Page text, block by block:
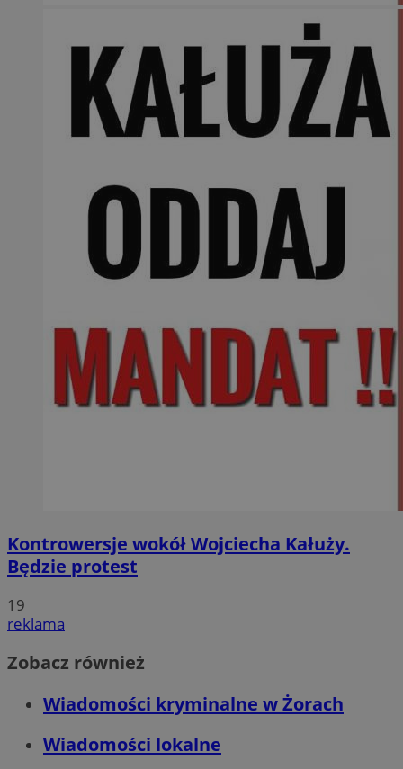
Kontrowersje wokół Wojciecha Kałuży.
Będzie protest
19
reklama
Zobacz również
Wiadomości kryminalne w Żorach
Wiadomości lokalne